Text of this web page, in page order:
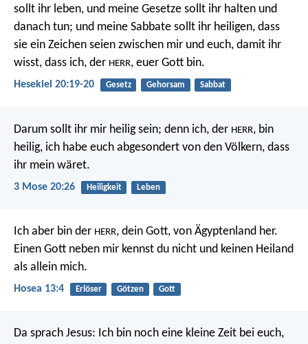
sollt ihr leben, und meine Gesetze sollt ihr halten und
danach tun; und meine Sabbate sollt ihr heiligen, dass
sie ein Zeichen seien zwischen mir und euch, damit ihr
wisst, dass ich, der HERR, euer Gott bin.
Hesekiel 20:19-20 Gesetz Gehorsam Sabbat
Darum sollt ihr mir heilig sein; denn ich, der HERR, bin
heilig, ich habe euch abgesondert von den Völkern, dass
ihr mein wäret.
3 Mose 20:26 Heiligkeit Leben
Ich aber bin der HERR, dein Gott, von Ägyptenland her.
Einen Gott neben mir kennst du nicht und keinen Heiland
als allein mich.
Hosea 13:4 Erlöser Götzen Gott
Da sprach Jesus: Ich bin noch eine kleine Zeit bei euch,